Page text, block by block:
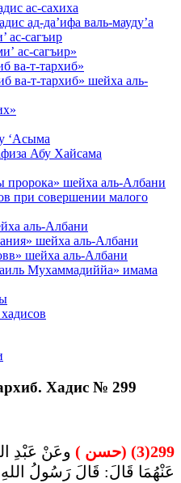
ас-сахиха
ад-да’ифа валь-мауду’а
ас-сагъир
ас-сагъир»
ва-т-тархиб»
ва-т-тархиб» шейха аль-
‘Асыма
Абу Хайсама
пророка» шейха аль-Албани
при совершении малого
аль-Албани
шейха аль-Албани
шейха аль-Албани
Мухаммадиййа» имама
Хадис № 299
299(3) (حسن )
وعَنْ عَبْدِ
عَنْهُمَا قَالَ: قَالَ رَسُولُ